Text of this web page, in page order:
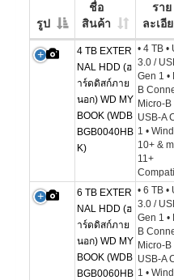
รูป
ชื่อ
สินค้า
ราย
ละเอี
4 TB EXTER
NAL HDD (ฮ
าร์ดดิสก์ภาย
นอก) WD MY
BOOK (WDB
BGB0040HB
K)
• 4 TB •
3.0 /
Gen 1 •
B
Micro-B
USB-A
1 •
10+ &
11+
6 TB EXTER
NAL HDD (ฮ
าร์ดดิสก์ภาย
นอก) WD MY
BOOK (WDB
BGB0060HB
• 6 TB •
3.0 /
Gen 1 •
B
Micro-B
USB-A
1 •